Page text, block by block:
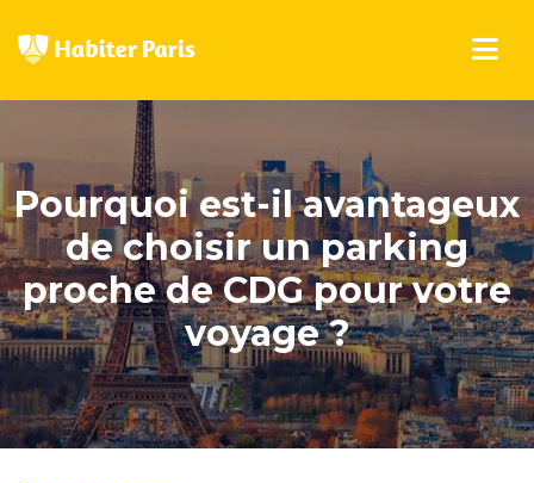
Pourquoi est-il avantageux
de choisir un parking
proche de CDG pour votre
voyage ?